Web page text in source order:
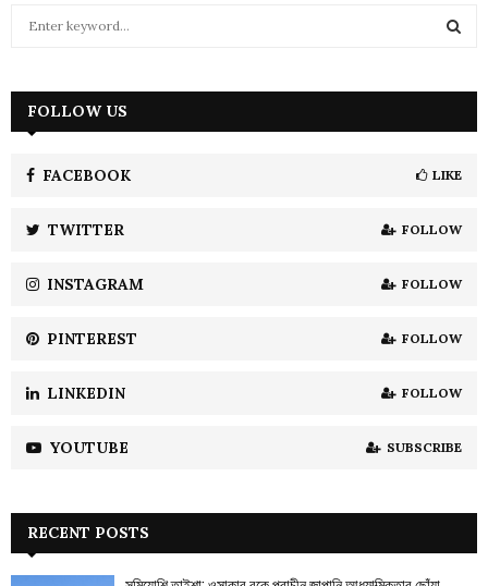
h
H
FOLLOW US
FACEBOOK LIKE
TWITTER FOLLOW
INSTAGRAM FOLLOW
PINTEREST FOLLOW
LINKEDIN FOLLOW
YOUTUBE SUBSCRIBE
RECENT POSTS